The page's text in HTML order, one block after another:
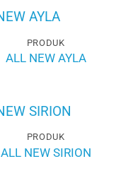
PRODUK
ALL NEW AYLA
PRODUK
ALL NEW SIRION